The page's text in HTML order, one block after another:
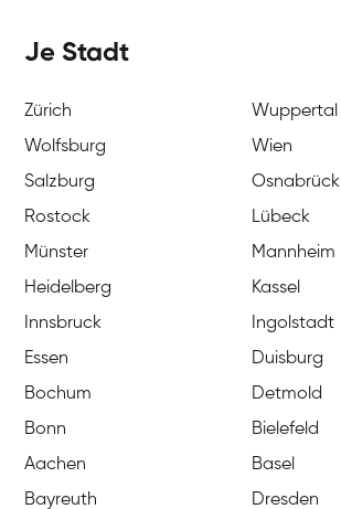
Je Stadt
Zürich
Wuppertal
Wolfsburg
Wien
Salzburg
Osnabrück
Rostock
Lübeck
Münster
Mannheim
Heidelberg
Kassel
Innsbruck
Ingolstadt
Essen
Duisburg
Bochum
Detmold
Bonn
Bielefeld
Aachen
Basel
Bayreuth
Dresden